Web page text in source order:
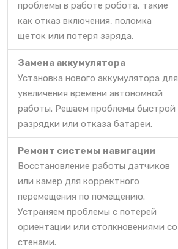
проблемы в работе робота, такие
как отказ включения, поломка
щеток или потеря заряда.
Замена аккумулятора
Установка нового аккумулятора для
увеличения времени автономной
работы. Решаем проблемы быстрой
разрядки или отказа батареи.
Ремонт системы навигации
Восстановление работы датчиков
или камер для корректного
перемещения по помещению.
Устраняем проблемы с потерей
ориентации или столкновениями со
стенами.